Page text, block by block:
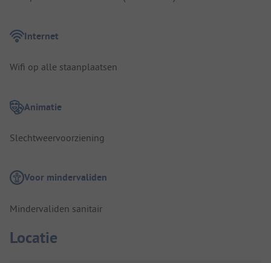
Internet
Wifi op alle staanplaatsen
Animatie
Slechtweervoorziening
Voor mindervaliden
Mindervaliden sanitair
Locatie